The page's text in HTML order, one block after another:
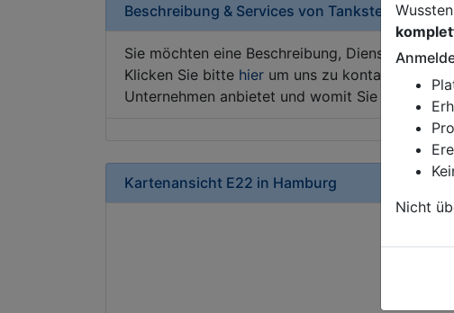
Beschreibung & Services von Tankstelle
Sie möchten eine Beschreibung, Dienstleistung
Klicken Sie bitte hier um uns zu kontaktieren.
Unternehmen anbietet und womit Sie sich von
Kartenansicht E22 in Hamburg
Nicht